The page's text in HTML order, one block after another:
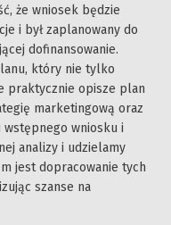
że wniosek będzie
i był zaplanowany do
dofinansowanie.
który nie tylko
praktycznie opisze plan
marketingową oraz
wstępnego wniosku i
analizy i udzielamy
jest dopracowanie tych
szanse na